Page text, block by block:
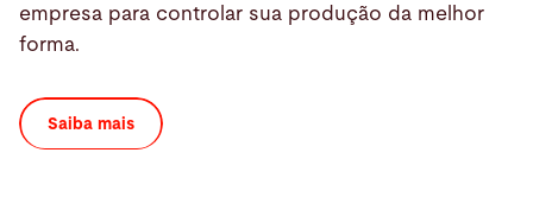
empresa para controlar sua produção da melhor
forma.
Saiba mais